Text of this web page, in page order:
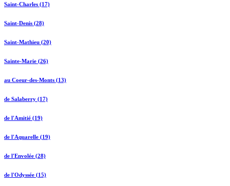
Saint-Charles (17)
Saint-Denis (28)
Saint-Mathieu (20)
Sainte-Marie (26)
au Coeur-des-Monts (13)
de Salaberry (17)
de l'Amitié (19)
de l'Aquarelle (19)
de l'Envolée (28)
de l'Odyssée (15)